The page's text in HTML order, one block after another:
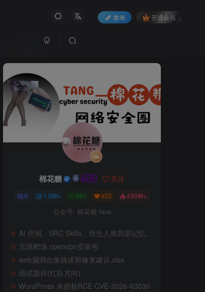
发布 开通会员
棉花糖 关注
0 1.5W+ 991 423 435W+
公众号: 棉花糖 fans
AI 挖洞、SRC Skills、仿生人类四层记忆系统
无境靶场 openvpn安装包
web漏洞合集描述和修复建议.xlsx
面试题目(红队方向)
WordPress 未授权RCE CVE-2026-63030